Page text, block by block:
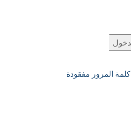
كلمة المرور مفقودة